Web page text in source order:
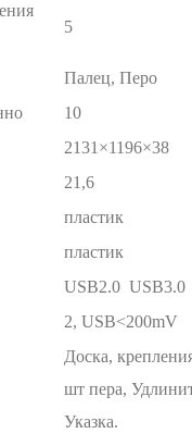
5
Палец, Перо
10
2131×1196×38
21,6
пластик
пластик
USB2.0 USB3.0
2, USB<200mV
Доска,
шт пера,
Указка.